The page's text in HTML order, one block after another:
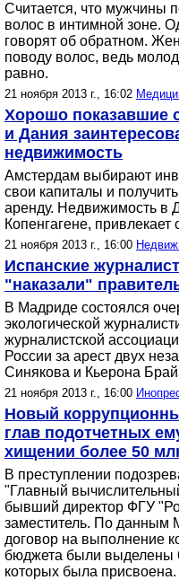
Считается, что мужчины
волос в интимной зоне.
говорят об обратном.
поводу волос, ведь
равно.
21 ноября 2013 г., 16:02
Хорошо показавшие
и Дания
недвижимость
Амстердам выбирают
свои капиталы и
аренду. Недвижимость в
Копенгагене,
21 ноября 2013 г., 16:00
Испанские
"наказали"
В Мадриде состоялся
экологической
журналистской
России за арест двух
Синякова и Кьерона
21 ноября 2013 г., 16:00
Новый
глав подотчетных
хищении более 50
В преступлении
"Главный
бывший директор ФГУ
заместитель. По данным
договор на выполнение
бюджета были выделены
которых была присвоена.